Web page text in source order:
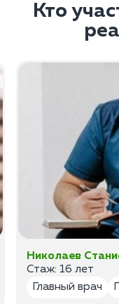
Кто
Николаев
Стаж: 16 лет
Главный врач